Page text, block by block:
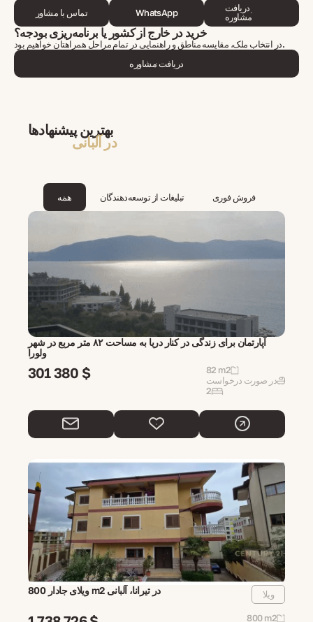
تماس با مشاور WhatsApp
دریافت
مشاوره
خرید در خارج از کشور یا برنامه‌ریزی بودجه؟
در انتخاب ملک، مقایسه مناطق و راهنمایی در تمام مراحل همراهتان خواهیم بود.
دریافت مشاوره
بهترین پیشنهادها
در آلبانی
همه تبلیغات از توسعه‌دهندگان فروش فوری
آپارتمان برای زندگی در کنار دریا به مساحت ۸۲ متر مربع در شهر
ولورا
301 380 $
82 m2
در صورت درخواست
2
ویلای جادار 800 m2 در تیرانا، آلبانی ویلا
800 m2